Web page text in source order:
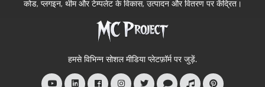
कोड, प्लगइन, थीम और टेम्पलेट के विकास, उत्पादन और वितरण पर केंद्रित।
हमसे विभिन्न सोशल मीडिया प्लेटफ़ॉर्म पर जुड़ें.